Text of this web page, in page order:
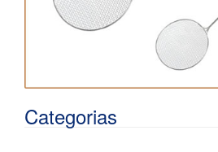
Categorias